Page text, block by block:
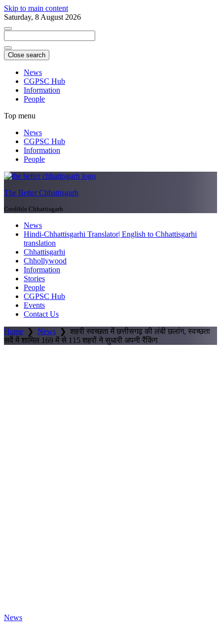
Skip to main content
Saturday, 8 August 2026
Close search
News
CGPSC Hub
Information
People
Top menu
News
CGPSC Hub
Information
People
The Better Chhattisgarh
Credible Chhattisgarh
News
Hindi-Chhattisgarhi Translator| English to Chhattisgarhi
translation
Chhattisgarhi
Chhollywood
Information
Stories
People
CGPSC Hub
Events
Contact Us
Home ❯ News ❯ शहरी स्वच्छता में छत्तीसगढ़ की लंबी छलांग, स्वच्छता
सर्वे में शामिल 169 में से 115 शहरों ने सुधारी अपनी रैंकिंग
News